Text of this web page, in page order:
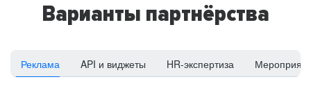
Варианты партнёрства
Реклама API и виджеты HR-экспертиза